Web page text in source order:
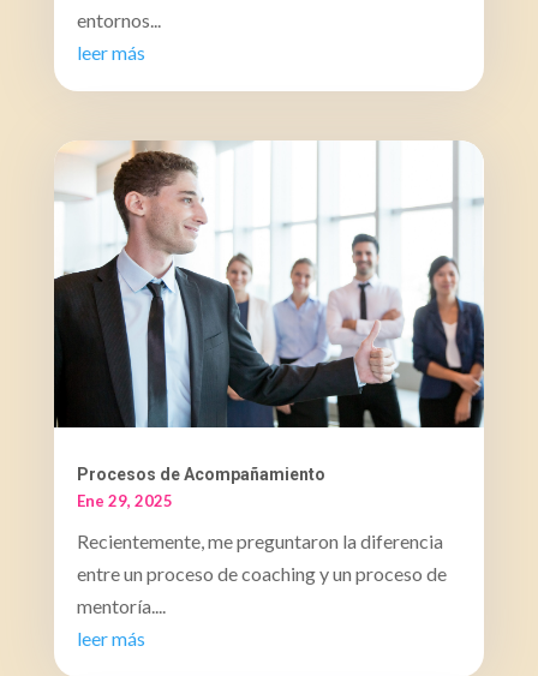
entornos...
leer más
Procesos de Acompañamiento
Ene 29, 2025
Recientemente, me preguntaron la diferencia
entre un proceso de coaching y un proceso de
mentoría....
leer más